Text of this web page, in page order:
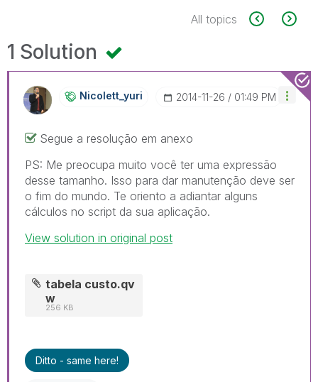
All topics
1 Solution
Nicolett_yuri ‎2014-11-26 01:49 PM
Segue a resolução em anexo
PS: Me preocupa muito você ter uma expressão
desse tamanho. Isso para dar manutenção deve ser
o fim do mundo. Te oriento a adiantar alguns
cálculos no script da sua aplicação.
View solution in original post
tabela custo.qv
w
256 KB
Ditto - same here!